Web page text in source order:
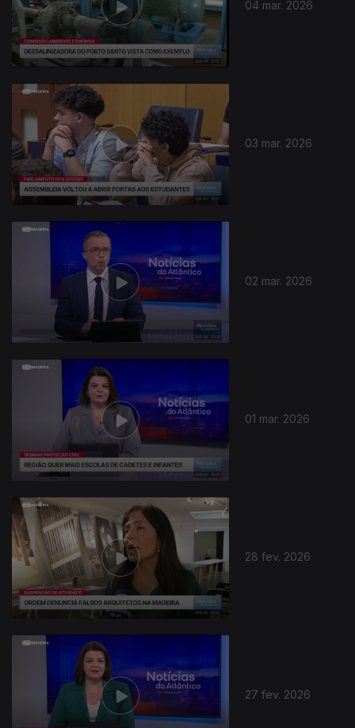
04 mar. 2026
03 mar. 2026
02 mar. 2026
01 mar. 2026
28 fev. 2026
27 fev. 2026
912002